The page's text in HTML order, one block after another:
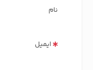
نام
ایمیل